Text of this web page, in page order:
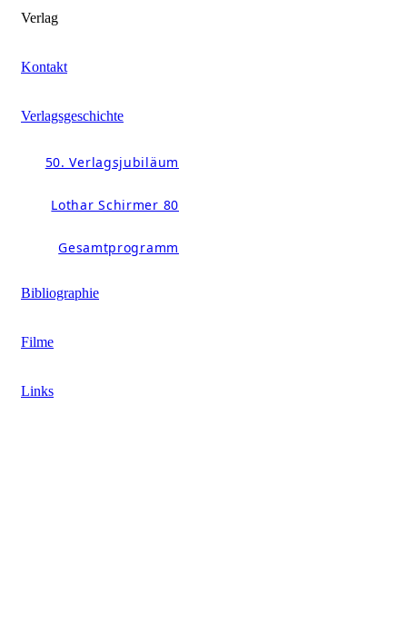
Verlag
Kontakt
Verlagsgeschichte
50. Verlagsjubiläum
Lothar Schirmer 80
Gesamtprogramm
Bibliographie
Filme
Links